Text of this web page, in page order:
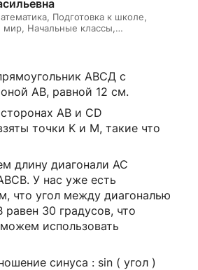
Подготовка к школе,
Начальные классы,
АВСД с
АВ, равной 12 см.
АВ и CD
точки K и M, такие что
длину диагонали АС
У нас уже есть
что угол между диагональю
30 градусов, что
использовать
синуса : sin ( угол )